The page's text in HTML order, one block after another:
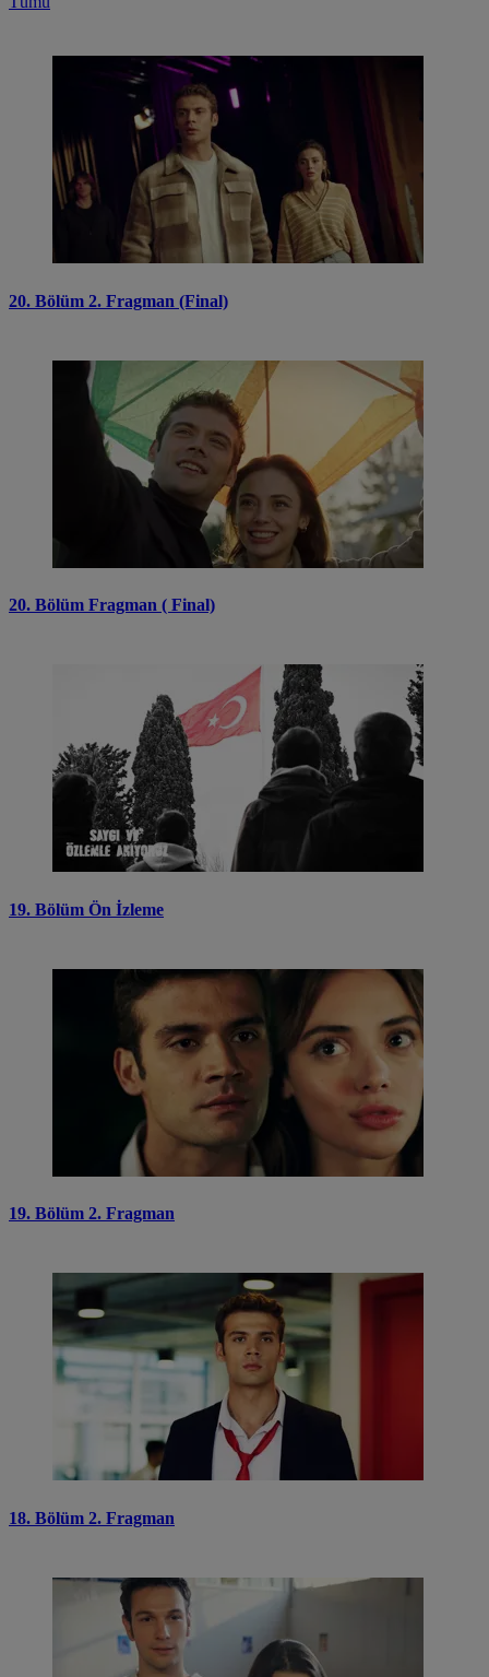
20. Bölüm 2. Fragman (Final)
20. Bölüm Fragman ( Final)
19. Bölüm Ön İzleme
19. Bölüm 2. Fragman
18. Bölüm 2. Fragman